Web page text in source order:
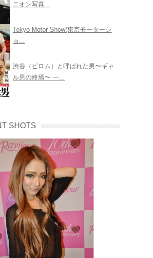
ニオン写真...
Tokyo Motor Show(東京モーターシ
ョ...
渋谷（ピロム）と呼ばれた男〜ギャ
ル男の終焉〜 ―...
SHOTS